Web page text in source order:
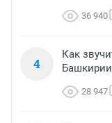
36 940
4
Как
28 947